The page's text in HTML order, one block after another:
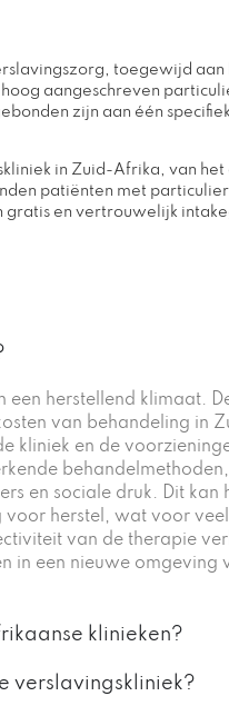
toegewijd
aangeschreven
zijn aan één
in Zuid-Afrika, van
patiënten met
gratis en vertrouwelijk
herstellend klimaat.
van behandeling in
en de
en sociale druk. Dit
herstel, wat voor
van de therapie
in een nieuwe
klinieken?
verslavingskliniek?